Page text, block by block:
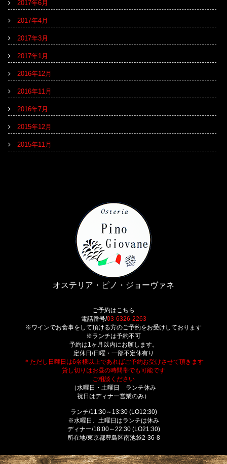
2017年6月
2017年4月
2017年3月
2017年1月
2016年12月
2016年11月
2016年7月
2015年12月
2015年11月
オステリア・ピノ・ジョーヴァネ
ご予約はこちら
電話番号/03-6326-2263
※ワインでお食事をして頂ける方のご予約をお受けしております
※ランチは予約不可
予約は1ヶ月以内にお願します。
定休日/日曜・一部不定休有り
＊ただし日曜日は6名様以上であればご予約お受けさせて頂きます
貸し切りはお昼の時間帯でも可能です
ご相談ください
（水曜日・土曜日 ランチ休み
祝日はディナー営業のみ）
ランチ/11:30～13:30 (LO12:30)
※水曜日、土曜日はランチは休み
ディナー/18:00～22:30 (LO21:30)
所在地/東京都豊島区南池袋2-36-8